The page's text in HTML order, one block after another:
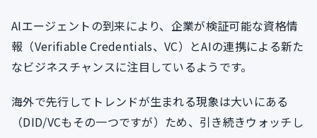
AIエージェントの到来により、企業が検証可能な資格情
報（Verifiable Credentials、VC）とAIの連携による新た
なビジネスチャンスに注目しているようです。
海外で先行してトレンドが生まれる現象は大いにある
（DID/VCもその一つですが）ため、引き続きウォッチし